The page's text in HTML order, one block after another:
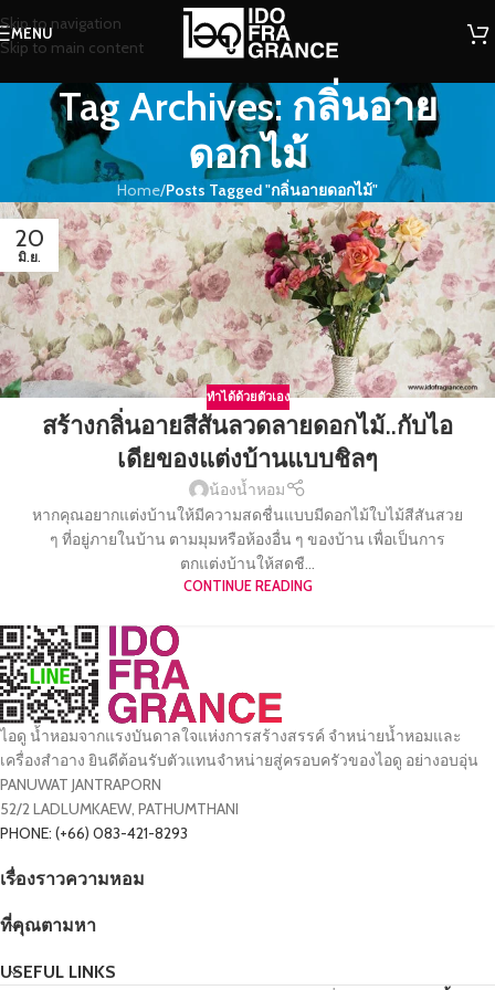
Skip to navigation
Skip to main content
MENU
Tag Archives: กลิ่นอาย
ดอกไม้
Home/Posts Tagged "กลิ่นอายดอกไม้"
20
มิ.ย.
ทำได้ด้วยตัวเอง
สร้างกลิ่นอายสีสันลวดลายดอกไม้..กับไอ
เดียของแต่งบ้านแบบชิลๆ
น้องน้ำหอม
หากคุณอยากแต่งบ้านให้มีความสดชื่นแบบมีดอกไม้ใบไม้สีสันสวย
ๆ ที่อยู่ภายในบ้าน ตามมุมหรือห้องอื่น ๆ ของบ้าน เพื่อเป็นการ
ตกแต่งบ้านให้สดชื...
CONTINUE READING
ไอดู น้ำหอมจากแรงบันดาลใจแห่งการสร้างสรรค์ จำหน่ายน้ำหอมและ
เครื่องสำอาง ยินดีต้อนรับตัวแทนจำหน่ายสู่ครอบครัวของไอดู อย่างอบอุ่น
PANUWAT JANTRAPORN
52/2 LADLUMKAEW, PATHUMTHANI
PHONE: (+66) 083-421-8293
เรื่องราวความหอม
ที่คุณตามหา
USEFUL LINKS